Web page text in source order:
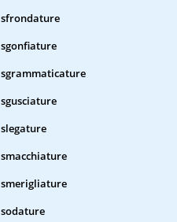
sfrondature
sgonfiature
sgrammaticature
sgusciature
slegature
smacchiature
smerigliature
sodature